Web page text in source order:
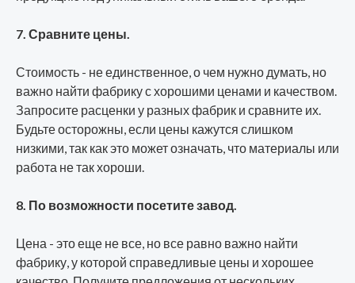
7. Сравните цены.
Стоимость - не единственное, о чем нужно думать, но
важно найти фабрику с хорошими ценами и качеством.
Запросите расценки у разных фабрик и сравните их.
Будьте осторожны, если цены кажутся слишком
низкими, так как это может означать, что материалы или
работа не так хороши.
8. По возможности посетите завод.
Цена - это еще не все, но все равно важно найти
фабрику, у которой справедливые цены и хорошее